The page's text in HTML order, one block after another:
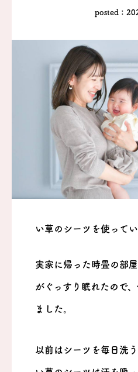
コンセプト
posted：
い草のシーツを使ってい
実家に帰った時畳の部
がぐっすり眠れたので
ました。
以前はシーツを毎日洗